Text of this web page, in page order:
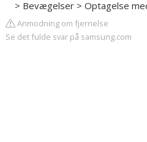
> Bevægelser > Optagelse
Anmodning om fjernelse
Se det fulde svar på samsung.com